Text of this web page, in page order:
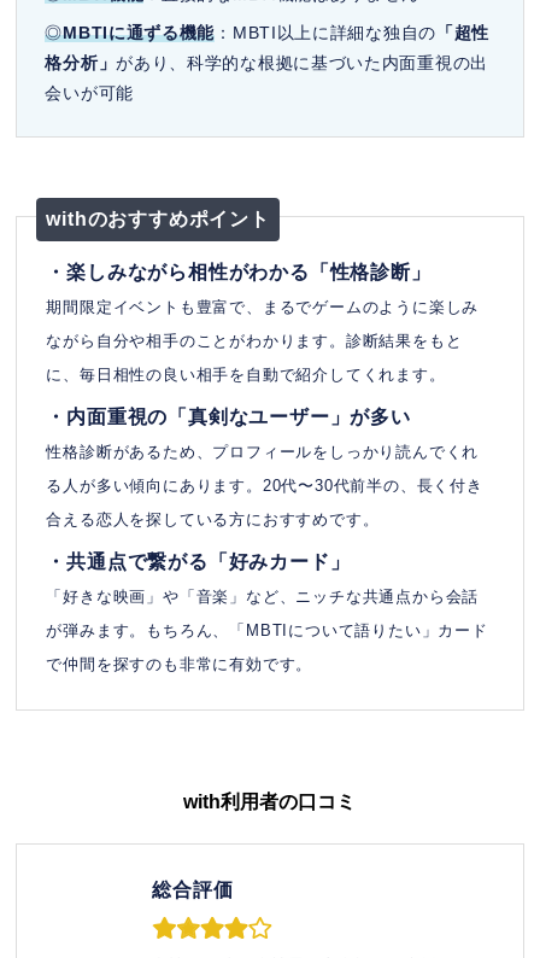
◎MBTIに通ずる機能 ：MBTI以上に詳細な独自の 「超性
格分析」があり、科学的な根拠に基づいた内面重視の出
会いが可能
withのおすすめポイント
・楽しみながら相性がわかる「性格診断」
期間限定イベントも豊富で、まるでゲームのように楽しみ
ながら自分や相手のことがわかります。診断結果をもと
に、毎日相性の良い相手を自動で紹介してくれます。
・内面重視の「真剣なユーザー」が多い
性格診断があるため、プロフィールをしっかり読んでくれ
る人が多い傾向にあります。20代〜30代前半の、長く付き
合える恋人を探している方におすすめです。
・共通点で繋がる「好みカード」
「好きな映画」や「音楽」など、ニッチな共通点から会話
が弾みます。もちろん、「MBTIについて語りたい」カード
で仲間を探すのも非常に有効です。
with利用者の口コミ
総合評価